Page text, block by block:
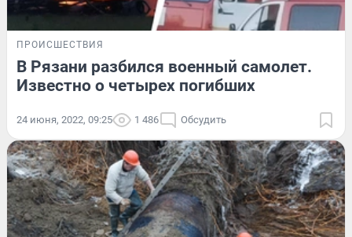
ПРОИСШЕСТВИЯ
В Рязани разбился военный самолет.
Известно о четырех погибших
24 июня, 2022, 09:25 1 486 Обсудить